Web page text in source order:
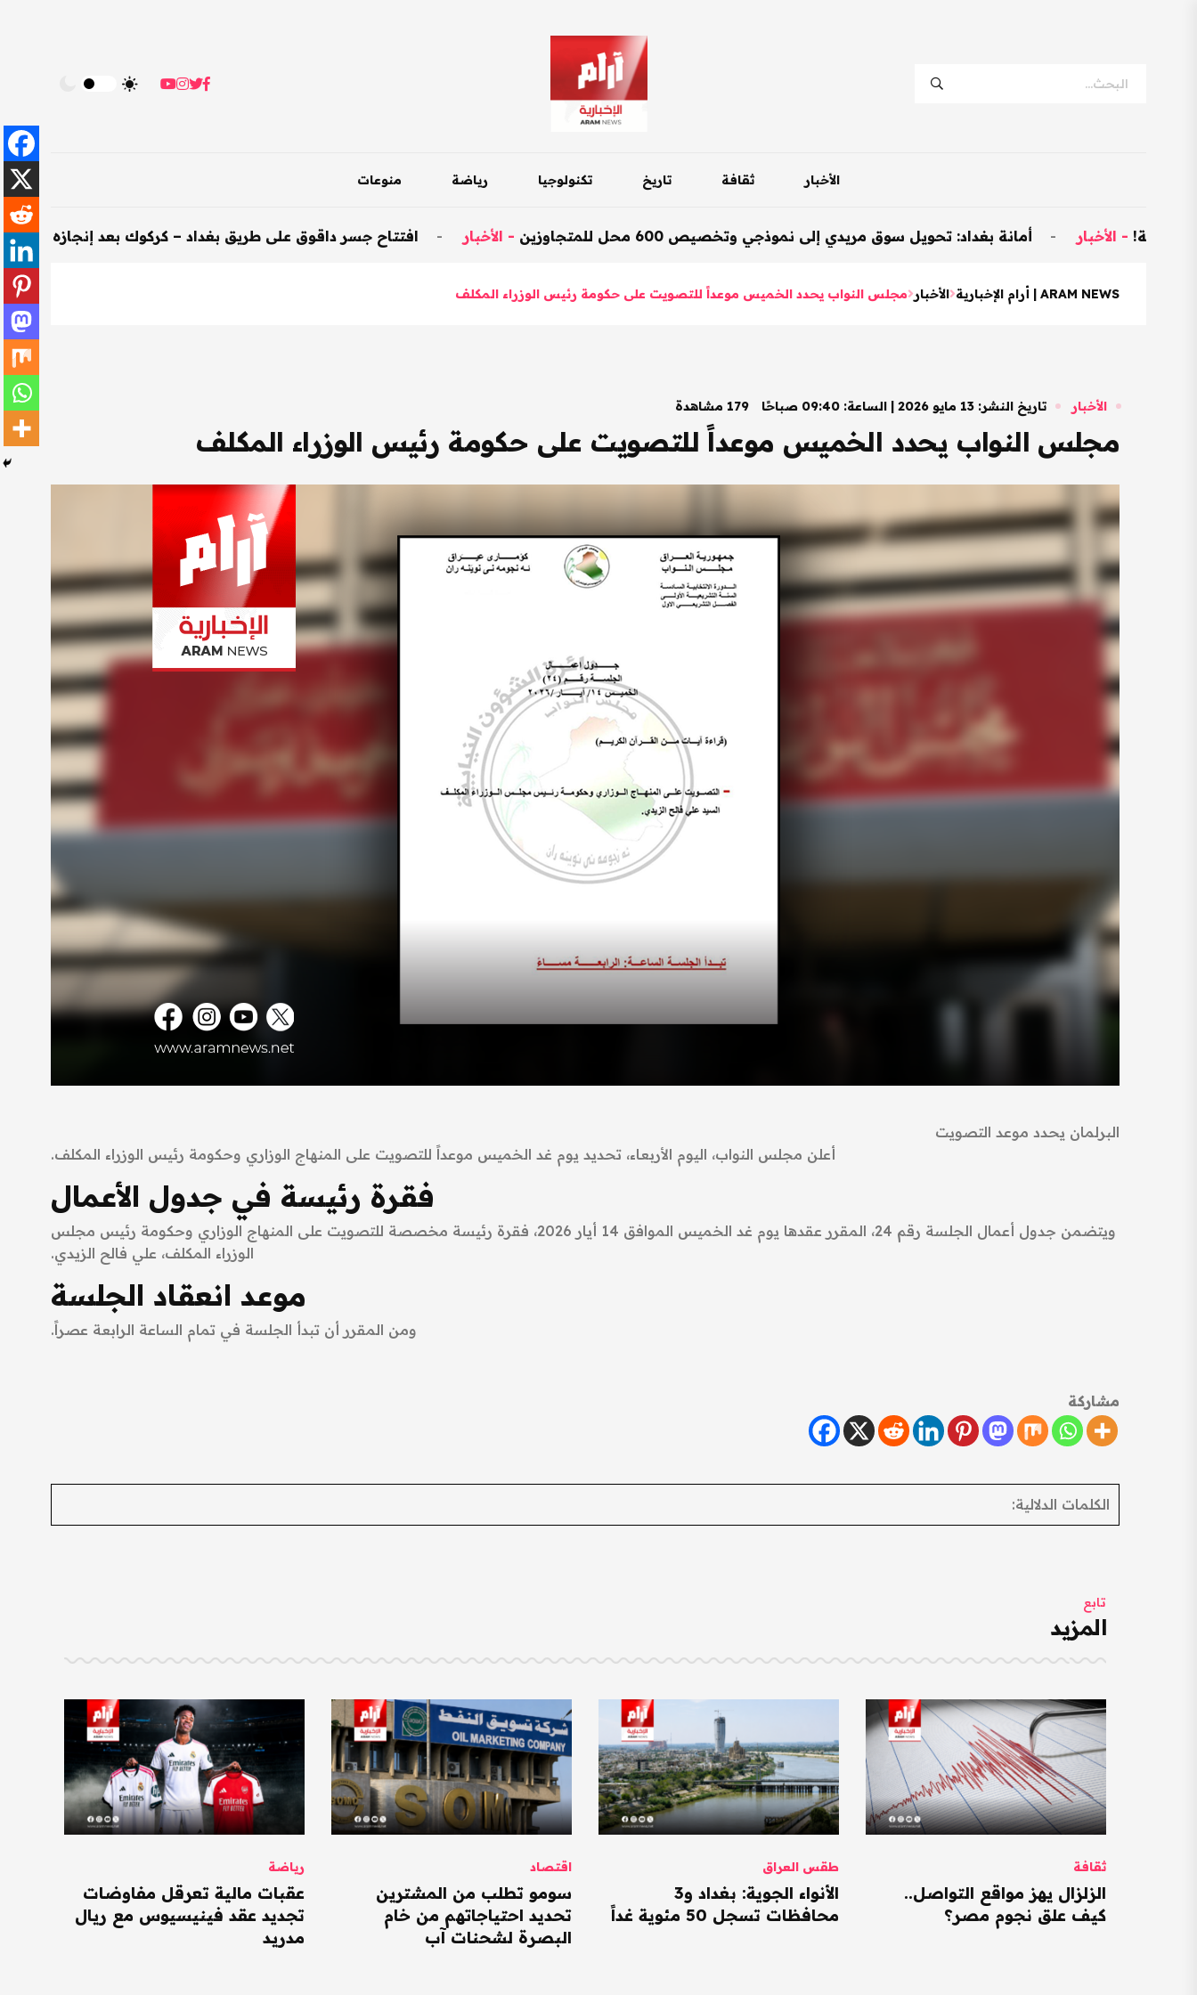
الأخبار ثقافة تاريخ تكنولوجيا رياضة منوعات
افتتاح جسر داقوق على طريق بغداد – كركوك بعد إنجازه خلال 200 يوم - - أمانة بغداد: تحويل سوق مريدي إلى نموذجي وتخصيص 600 محل للمتجاوزين -الأخبار - الأخبار
ARAM NEWS | أرام الإخبارية الأخبار مجلس النواب يحدد الخميس موعداً للتصويت على حكومة رئيس الوزراء المكلف
الأخبار تاريخ النشر: 13 مايو 2026 | الساعة: 09:40 صباحًا 179 مشاهدة
مجلس النواب يحدد الخميس موعداً للتصويت على حكومة رئيس الوزراء المكلف
البرلمان يحدد موعد التصويت
أعلن مجلس النواب، اليوم الأربعاء، تحديد يوم غد الخميس موعداً للتصويت على المنهاج الوزاري وحكومة رئيس الوزراء المكلف.
فقرة رئيسة في جدول الأعمال
ويتضمن جدول أعمال الجلسة رقم 24، المقرر عقدها يوم غد الخميس الموافق 14 أيار 2026، فقرة رئيسة مخصصة للتصويت على المنهاج الوزاري وحكومة رئيس مجلس
الوزراء المكلف، علي فالح الزيدي.
موعد انعقاد الجلسة
ومن المقرر أن تبدأ الجلسة في تمام الساعة الرابعة عصراً.
مشاركة
الكلمات الدلالية:
تابع
المزيد
ثقافة
الزلزال يهز مواقع التواصل..
كيف علق نجوم مصر؟
طقس العراق
الأنواء الجوية: بغداد و3
محافظات تسجل 50 مئوية غداً
اقتصاد
سومو تطلب من المشترين
تحديد احتياجاتهم من خام
البصرة لشحنات آب
رياضة
عقبات مالية تعرقل مفاوضات
تجديد عقد فينيسيوس مع ريال
مدريد